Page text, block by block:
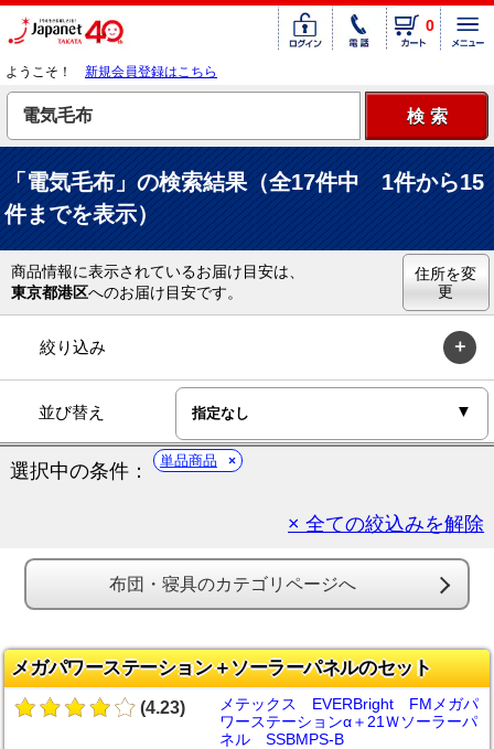
0
ようこそ！ 新規会員登録はこちら
「電気毛布」の検索結果（全17件中 1件から15
件までを表示）
商品情報に表示されているお届け目安は、
東京都港区へのお届け目安です。
住所を変
更
絞り込み
並び替え
選択中の条件： 単品商品
× 全ての絞込みを解除
布団・寝具のカテゴリページへ
メガパワーステーション＋ソーラーパネルのセット
(4.23)
メテックス EVERBright FMメガパ
ワーステーションα＋21Ｗソーラーパ
ネル SSBMPS-B